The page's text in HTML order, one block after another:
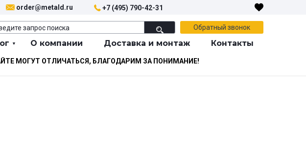
order@metald.ru +7 (495) 790-42-31
Обратный звонок
О компании Доставка и монтаж Контакты
МОГУТ ОТЛИЧАТЬСЯ, БЛАГОДАРИМ ЗА ПОНИМАНИЕ!